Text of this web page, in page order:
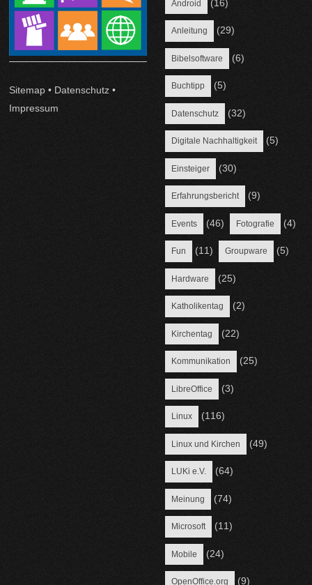
Sitemap • Datenschutz •
Impressum
Android (16)
Anleitung (29)
Bibelsoftware (6)
Buchtipp (5)
Datenschutz (32)
Digitale Nachhaltigkeit (5)
Einsteiger (30)
Erfahrungsbericht (9)
Events (46) Fotografie (4)
Fun (11) Groupware (5)
Hardware (25)
Katholikentag (2)
Kirchentag (22)
Kommunikation (25)
LibreOffice (3)
Linux (116)
Linux und Kirchen (49)
LUKi e.V. (64)
Meinung (74)
Microsoft (11)
Mobile (24)
OpenOffice.org (9)